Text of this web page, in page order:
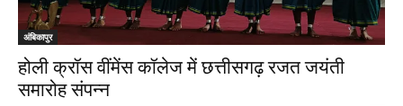
अंबिकापुर
होली क्रॉस वींमेंस कॉलेज में छत्तीसगढ़ रजत जयंती
समारोह संपन्न